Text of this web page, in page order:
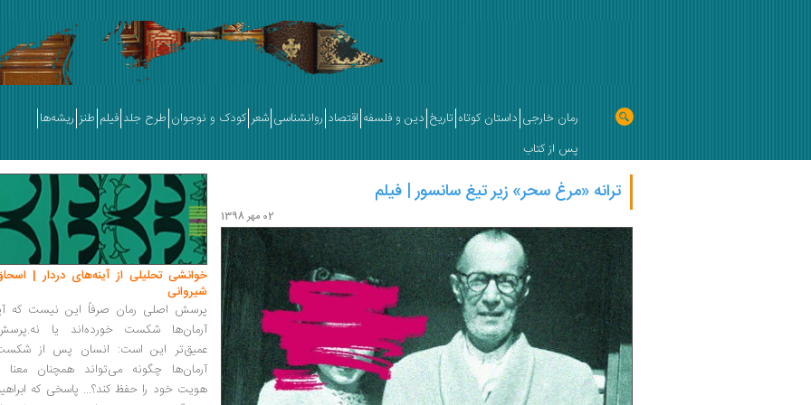
رمان خارجی داستان کوتاه تاریخ دین و فلسفه اقتصاد روانشناسی شعر کودک و نوجوان طرح جلد فیلم طنز ریشه‌ها
پس از کتاب
ترانه «مرغ سحر» زیر تیغ سانسور | فیلم
02 مهر 1398
خوانشی تحلیلی از آینه‌های دردار |
شیروانی
پرسش اصلی رمان صرفاً این نیست که
آرمان‌ها شکست خورده‌اند یا
عمیق‌تر این است: انسان پس از
آرمان‌ها چگونه می‌تواند همچنان معنا
هویت خود را حفظ کند؟... پاسخی که